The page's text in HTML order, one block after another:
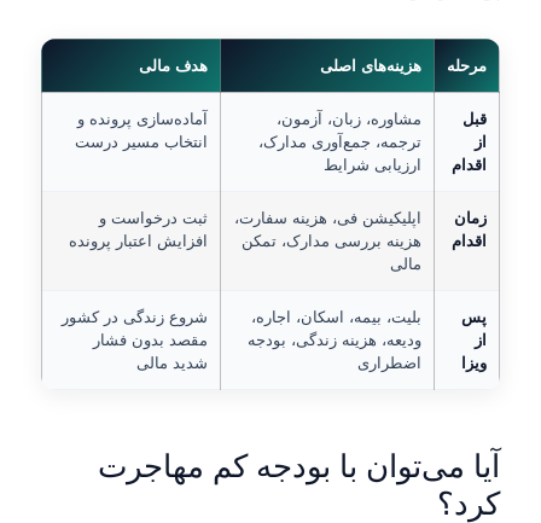
مرحله هزینه‌های اصلی هدف مالی
قبل
از
اقدام
مشاوره، زبان، آزمون،
ترجمه، جمع‌آوری مدارک،
ارزیابی شرایط
آماده‌سازی پرونده و
انتخاب مسیر درست
زمان
اقدام
اپلیکیشن فی، هزینه سفارت،
هزینه بررسی مدارک، تمکن
مالی
ثبت درخواست و
افزایش اعتبار پرونده
پس
از
ویزا
بلیت، بیمه، اسکان، اجاره،
ودیعه، هزینه زندگی، بودجه
اضطراری
شروع زندگی در کشور
مقصد بدون فشار
شدید مالی
آیا می‌توان با بودجه کم مهاجرت
کرد؟